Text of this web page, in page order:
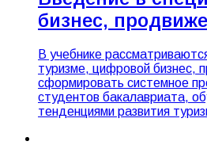
бизнес,
В учебнике
туризме, цифровой бизнес,
сформировать системное
студентов бакалавриата,
тенденциями развития